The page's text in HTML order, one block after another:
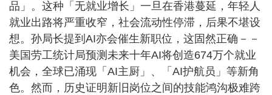
品」。这种「无就业增长」一旦在香港蔓延，年轻人
就业出路将严重收窄，社会流动性停滞，后果不堪设
想。孙局长提到AI亦会催生新职位，这固然正确－－
美国劳工统计局预测未来十年AI将创造674万个就业
机会，全球已涌现「AI主厨」、「AI护航员」等新角
色。然而，历史证明新旧岗位之间的技能鸿沟极难跨